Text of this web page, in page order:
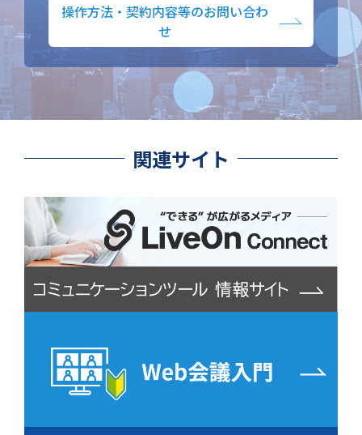
操作方法・契約内容等のお問い合わ
せ
関連サイト